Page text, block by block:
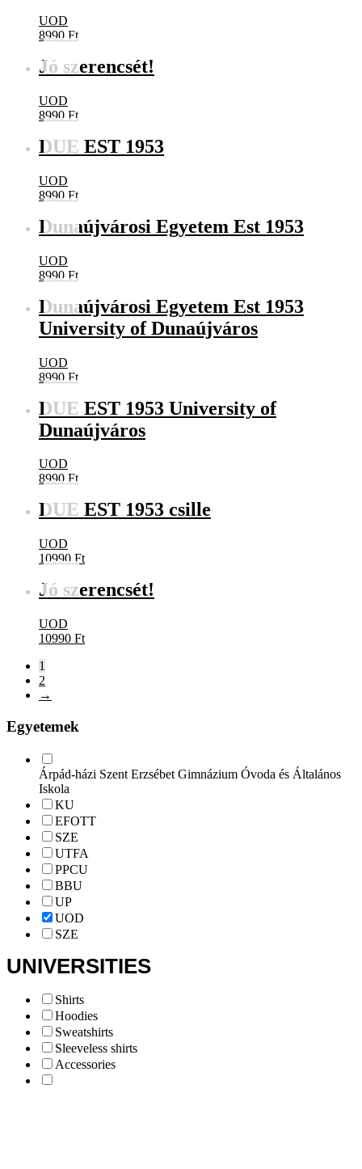
UOD
8990 Ft
Jó szerencsét!
UOD
8990 Ft
DUE EST 1953
UOD
8990 Ft
Dunaújvárosi Egyetem Est 1953
UOD
8990 Ft
Dunaújvárosi Egyetem Est 1953
University of Dunaújváros
UOD
8990 Ft
DUE EST 1953 University of
Dunaújváros
UOD
8990 Ft
DUE EST 1953 csille
UOD
10990 Ft
Jó szerencsét!
UOD
10990 Ft
1
2
→
Egyetemek
Árpád-házi Szent Erzsébet Gimnázium Óvoda és Általános
Iskola
KU
EFOTT
SZE
UTFA
PPCU
BBU
UP
UOD
SZE
Shirts
Hoodies
Sweatshirts
Sleeveless shirts
Accessories